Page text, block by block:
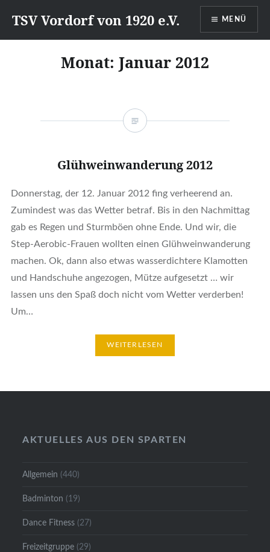
zumTSV Vordorf von 1920 e.V. MENÜ
Monat: Januar 2012
Glühweinwanderung 2012
Donnerstag, der 12. Januar 2012 fing verheerend an.
Zumindest was das Wetter betraf. Bis in den Nachmittag
gab es Regen und Sturmböen ohne Ende. Und wir, die
Step-Aerobic-Frauen wollten einen Glühweinwanderung
machen. Ok, dann also etwas wasserdichtere Klamotten
und Handschuhe angezogen, Mütze aufgesetzt … wir
lassen uns den Spaß doch nicht vom Wetter verderben!
Um…
WEITERLESEN
AKTUELLES AUS DEN SPARTEN
Allgemein (440)
Badminton (19)
Dance Fitness (27)
Freizeitgruppe (29)